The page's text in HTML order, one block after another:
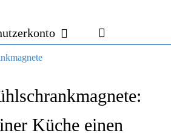
Küche einen